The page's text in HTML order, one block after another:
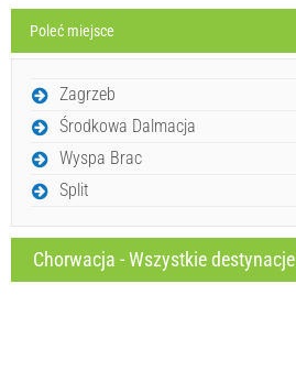
Poleć miejsce
Zagrzeb
Środkowa Dalmacja
Wyspa Brac
Split
Chorwacja - Wszystkie destynacje